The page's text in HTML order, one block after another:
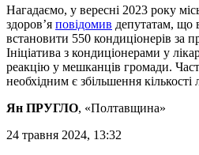
Нагадаємо, у вересні 2023 року
здоров’я повідомив депутатам, що
встановити 550 кондиціонерів за
Ініціатива з кондиціонерами у
реакцію у мешканців громади.
необхідним є збільшення кількості
Ян ПРУГЛО, «Полтавщина»
24 травня 2024, 13:32